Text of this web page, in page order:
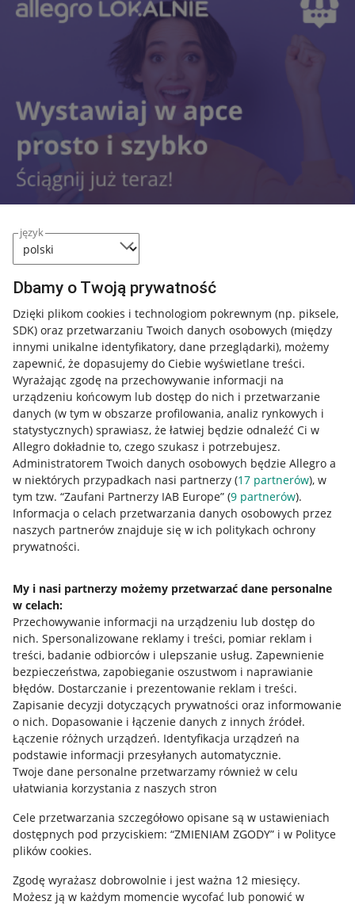
język
Dbamy o Twoją prywatność
Dzięki plikom cookies i technologiom pokrewnym (np. piksele,
SDK) oraz przetwarzaniu Twoich danych osobowych (między
innymi unikalne identyfikatory, dane przeglądarki), możemy
zapewnić, że dopasujemy do Ciebie wyświetlane treści.
Wyrażając zgodę na przechowywanie informacji na
urządzeniu końcowym lub dostęp do nich i przetwarzanie
danych (w tym w obszarze profilowania, analiz rynkowych i
statystycznych) sprawiasz, że łatwiej będzie odnaleźć Ci w
Allegro dokładnie to, czego szukasz i potrzebujesz.
Administratorem Twoich danych osobowych będzie Allegro a
w niektórych przypadkach nasi partnerzy (17 partnerów), w
tym tzw. “Zaufani Partnerzy IAB Europe” (9 partnerów).
Informacja o celach przetwarzania danych osobowych przez
naszych partnerów znajduje się w ich politykach ochrony
prywatności.
My i nasi partnerzy możemy przetwarzać dane personalne
w celach:
Przechowywanie informacji na urządzeniu lub dostęp do
nich. Spersonalizowane reklamy i treści, pomiar reklam i
treści, badanie odbiorców i ulepszanie usług. Zapewnienie
bezpieczeństwa, zapobieganie oszustwom i naprawianie
błędów. Dostarczanie i prezentowanie reklam i treści.
Zapisanie decyzji dotyczących prywatności oraz informowanie
o nich. Dopasowanie i łączenie danych z innych źródeł.
Łączenie różnych urządzeń. Identyfikacja urządzeń na
podstawie informacji przesyłanych automatycznie.
Twoje dane personalne przetwarzamy również w celu
ułatwiania korzystania z naszych stron
Cele przetwarzania szczegółowo opisane są w ustawieniach
dostępnych pod przyciskiem: “ZMIENIAM ZGODY” i w Polityce
plików cookies.
Zgodę wyrażasz dobrowolnie i jest ważna 12 miesięcy.
Możesz ją w każdym momencie wycofać lub ponowić w
Jak to działa
Napisz do nas
Allegro Gadane dla sprzedających
Allegro Gadane dla kupujących
Mapa miejscowości
Informacje prawne
Regulamin
Polityka plików "cookies"
Ustawienia plików "cookies"
Udostępnianie lokalizacji
Informacje dla Aktu o Usługach Cyfrowych
Pobierz aplikację
Korzystanie z serwisu oznacza akceptację regulaminu